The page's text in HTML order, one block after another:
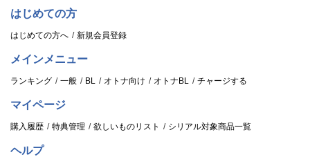
はじめての方
はじめての方へ 新規会員登録
メインメニュー
ランキング 一般 BL オトナ向け オトナBL チャージする
マイページ
購入履歴 特典管理 欲しいものリスト シリアル対象商品一覧
ヘルプ